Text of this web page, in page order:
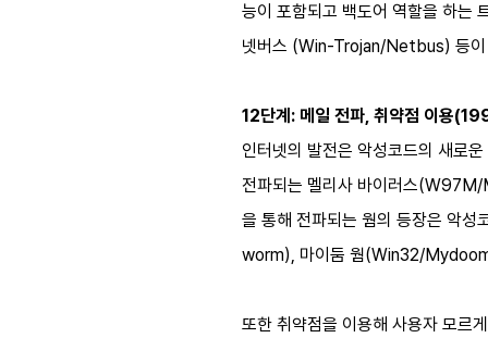
능이 포함되고 백도어 역할을 하는
넷버스 (Win-Trojan/Netbus) 등이
12단계: 메일 전파, 취약점 이용
인터넷의 발전은 악성코드의 새로
전파되는 멜리사 바이러스(W97M/
을 통해 전파되는 웜의 등장은 악
worm), 마이둠 웜(Win32/
또한 취약점을 이용해 사용자 모르